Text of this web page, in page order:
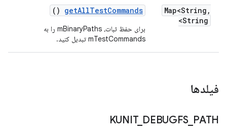
Map<String ,
String>
getAllTestCommands
()
برای حفظ ثبات، mBinaryPaths را به
mTestCommands تبدیل کنید.
فیلدها
KUNIT_ DEBUGFS_ PATH